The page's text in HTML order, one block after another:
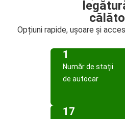
Opțiuni rapide, ușoare și
1
Număr de stații
de autocar
17